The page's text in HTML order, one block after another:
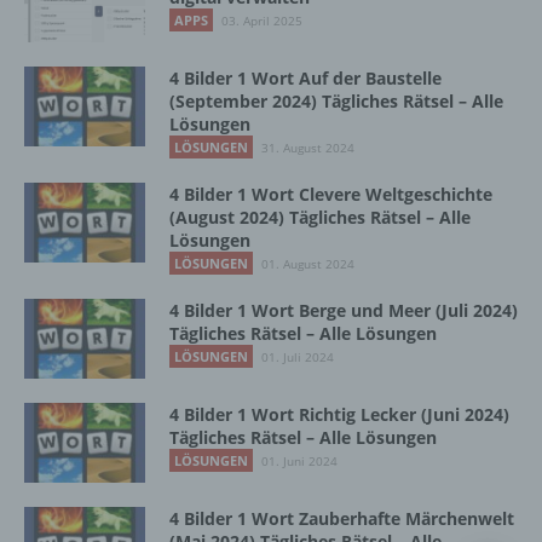
APPS 03. April 2025
4 Bilder 1 Wort Auf der Baustelle
(September 2024) Tägliches Rätsel – Alle
Lösungen
LÖSUNGEN 31. August 2024
4 Bilder 1 Wort Clevere Weltgeschichte
(August 2024) Tägliches Rätsel – Alle
Lösungen
LÖSUNGEN 01. August 2024
4 Bilder 1 Wort Berge und Meer (Juli 2024)
Tägliches Rätsel – Alle Lösungen
LÖSUNGEN 01. Juli 2024
4 Bilder 1 Wort Richtig Lecker (Juni 2024)
Tägliches Rätsel – Alle Lösungen
LÖSUNGEN 01. Juni 2024
4 Bilder 1 Wort Zauberhafte Märchenwelt
Zusammenhang mit personenbezogenen
Organisation, das Ordnen, die Speicherung,
die Anpassung oder Veränderung, das
Auslesen, das Abfragen, die Verwendung,
die Offenlegung durch Übermittlung,
Bereitstellung, den Abgleich oder die
Verknüpfung, die Einschränkung, das
Löschen oder die Vernichtung.
d) Einschränkung der Verarbeitung
Einschränkung der Verarbeitung ist die
Markierung gespeicherter
personenbezogener Daten mit dem Ziel, ihre
künftige Verarbeitung einzuschränken.
e) Profiling